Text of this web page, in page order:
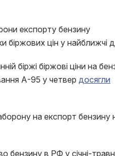
експорту бензину
біржових цін у найближчі
біржі біржові ціни на
А-95 у четвер досягли
на експорт бензину
в РФ у січні-